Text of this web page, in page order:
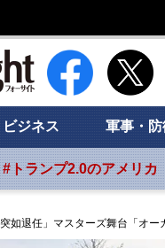
新潮社 Foresight フ
ジネス 軍事・防
#トランプ2.0のアメリカ
突如退任」マスターズ舞台「オー